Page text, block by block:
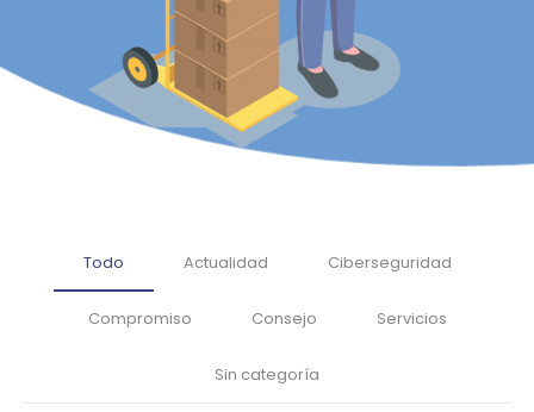
Todo Actualidad Ciberseguridad
Compromiso Consejo Servicios
Sin categoría